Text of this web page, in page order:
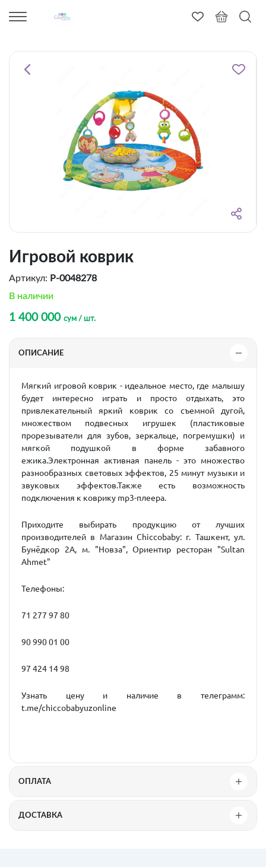
Игровой коврик
Артикул: P-0048278
В наличии
1 400 000 сум / шт.
ОПИСАНИЕ
Мягкий игровой коврик - идеальное место, где малышу
будет интересно играть и просто отдыхать, это
привлекательный яркий коврик со съемной дугой,
множеством подвесных игрушек (пластиковые
прорезыватели для зубов, зеркальце, погремушки) и
мягкой подушкой в форме забавного
ежика.Электронная активная панель - это множество
разнообразных световых эффектов, 25 минут музыки и
звуковых эффектов.Также есть возможность
подключения к коврику mp3-плеера.
Приходите выбирать продукцию от лучших
производителей в Магазин Chiccobaby: г. Ташкент, ул.
Бунёдкор 2А, м. "Новза", Ориентир ресторан "Sultan
Ahmet"
Телефоны:
71 277 97 80
90 990 01 00
97 424 14 98
Узнать цену и наличие в телеграмм:
t.me/chiccobabyuzonline
ОПЛАТА
ДОСТАВКА